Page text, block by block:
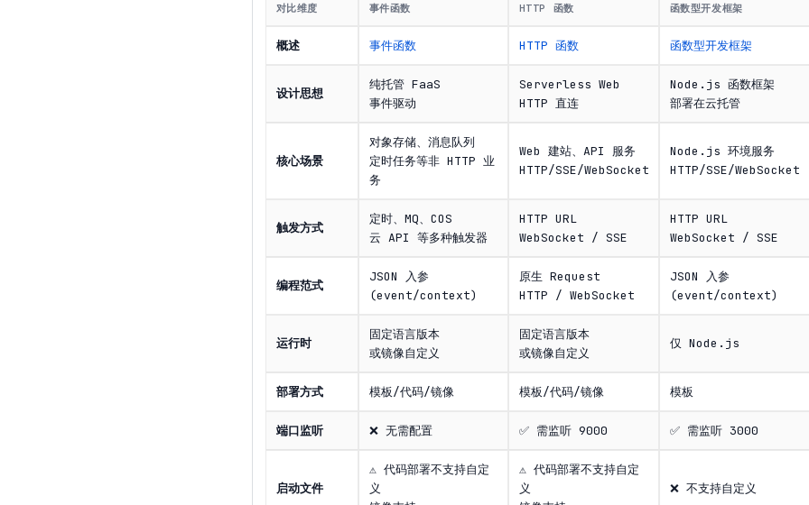
对比维度 事件函数 HTTP 函数 函数型开发框架
概述 事件函数 HTTP 函数 函数型开发框架
设计思想
纯托管 FaaS
事件驱动
Serverless Web
HTTP 直连
Node.js 函数框架
部署在云托管
核心场景
对象存储、消息队列
定时任务等非 HTTP 业
务
Web 建站、API 服务
HTTP/SSE/WebSocket
Node.js 环境服务
HTTP/SSE/WebSocket
触发方式
定时、MQ、COS
云 API 等多种触发器
HTTP URL
WebSocket / SSE
HTTP URL
WebSocket / SSE
编程范式
JSON 入参
(event/context)
原生 Request
HTTP / WebSocket
JSON 入参
(event/context)
运行时
固定语言版本
或镜像自定义
固定语言版本
或镜像自定义
仅 Node.js
部署方式 模板/代码/镜像 模板/代码/镜像 模板
端口监听 ❌ 无需配置 ✅ 需监听 9000 ✅ 需监听 3000
启动文件
⚠️ 代码部署不支持自定
义
⚠️ 代码部署不支持自定
义
❌ 不支持自定义